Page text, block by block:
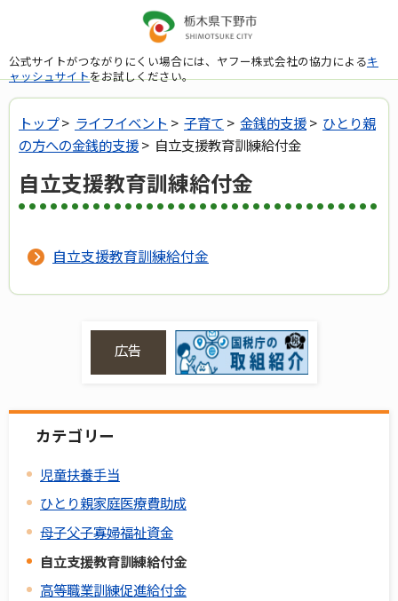
公式サイトがつながりにくい場合には、ヤフー株式会社の協力によるキ
ャッシュサイトをお試しください。
トップ> ライフイベント > 子育て > 金銭的支援> ひとり親
の方への金銭的支援> 自立支援教育訓練給付金
自立支援教育訓練給付金
自立支援教育訓練給付金
広告
カテゴリー
児童扶養手当
ひとり親家庭医療費助成
母子父子寡婦福祉資金
自立支援教育訓練給付金
高等職業訓練促進給付金